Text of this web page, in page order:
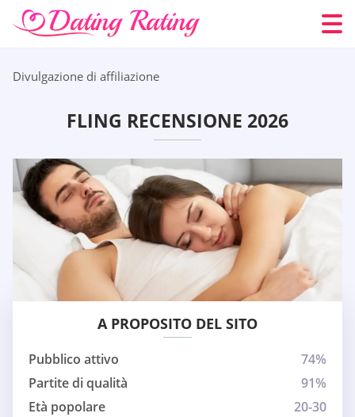
Divulgazione di affiliazione
FLING RECENSIONE 2026
A PROPOSITO DEL SITO
Pubblico attivo
74%
Partite di qualità
91%
Età popolare
20-30